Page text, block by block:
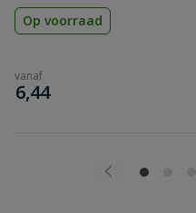
Op voorraad
vanaf
€
6,44